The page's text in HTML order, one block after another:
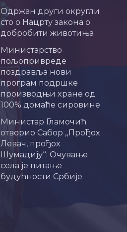
Одржан други округли
сто о Нацрту закона о
добробити животиња
Министарство
пољопривреде
поздравља нови
програм подршке
производњи хране од
100% домаће сировине
Министар Гламочић
отворио Сабор „Прођох
Левач, прођох
Шумадију“: Очување
села је питање
будућности Србије